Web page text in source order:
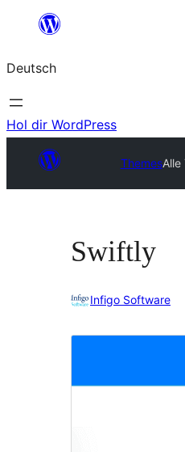
springen
Deutsch
Hol dir WordPress
ThemesAlle
Swiftly
Infigo Software